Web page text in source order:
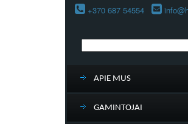
+370 687 54554
APIE MUS
GAMINTOJAI